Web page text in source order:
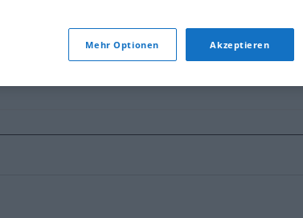
Perhaps it is only tourists and
Mehr Optionen Akzeptieren